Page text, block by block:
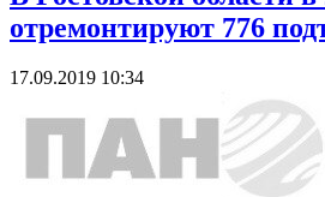
отремонтируют 776
17.09.2019 10:34